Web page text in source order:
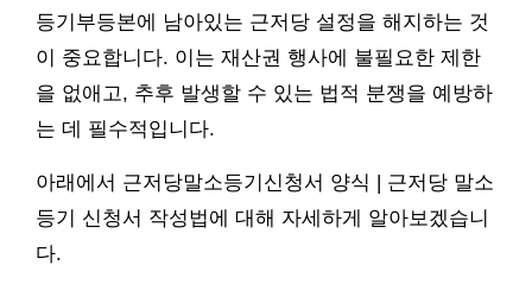
등기부등본에 남아있는 근저당 설정을 해지하는 것
이 중요합니다. 이는 재산권 행사에 불필요한 제한
을 없애고, 추후 발생할 수 있는 법적 분쟁을 예방하
는 데 필수적입니다.
아래에서 근저당말소등기신청서 양식 | 근저당 말소
등기 신청서 작성법에 대해 자세하게 알아보겠습니
다.